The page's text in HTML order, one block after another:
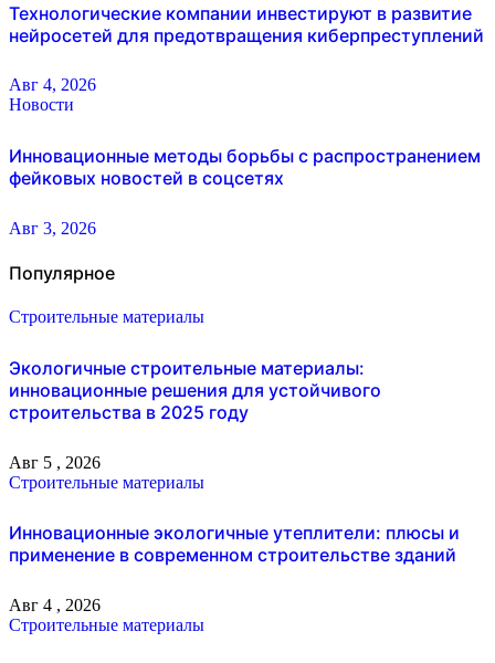
Технологические компании инвестируют в развитие
нейросетей для предотвращения киберпреступлений
Авг 4, 2026
Новости
Инновационные методы борьбы с распространением
фейковых новостей в соцсетях
Авг 3, 2026
Популярное
Строительные материалы
Экологичные строительные материалы:
инновационные решения для устойчивого
строительства в 2025 году
Авг 5 , 2026
Строительные материалы
Инновационные экологичные утеплители: плюсы и
применение в современном строительстве зданий
Авг 4 , 2026
Строительные материалы